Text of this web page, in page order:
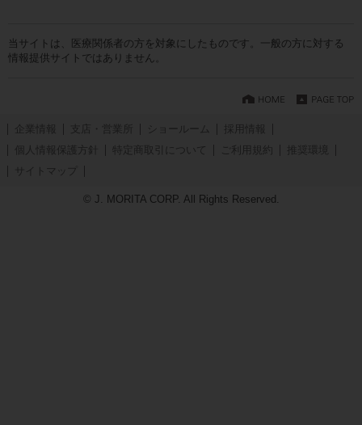
当サイトは、医療関係者の方を対象にしたものです。一般の方に対する
情報提供サイトではありません。
企業情報 支店・営業所 ショールーム
採用情報
個人情報保護方針
特定商取引について ご利用規約
推奨環境
サイトマップ
© J. MORITA CORP. All Rights Reserved.